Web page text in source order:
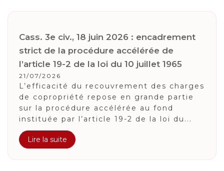
Cass. 3e civ., 18 juin 2026 : encadrement
strict de la procédure accélérée de
l’article 19-2 de la loi du 10 juillet 1965
21/07/2026
L’efficacité du recouvrement des charges
de copropriété repose en grande partie
sur la procédure accélérée au fond
instituée par l’article 19-2 de la loi du...
Lire la suite